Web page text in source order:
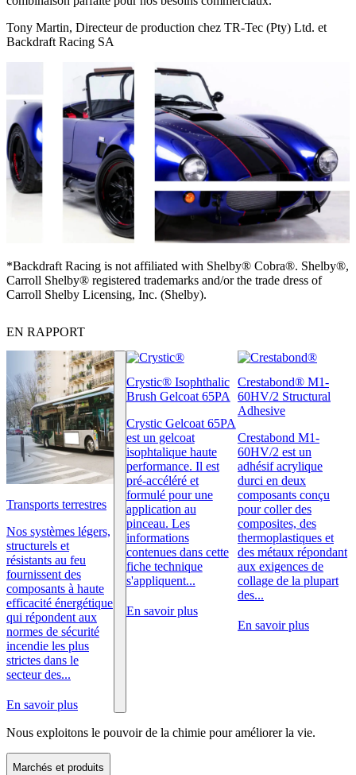
Tony Martin, Directeur de production chez TR-Tec (Pty) Ltd. et
Backdraft Racing SA
*Backdraft Racing is not affiliated with Shelby® Cobra®. Shelby®,
Carroll Shelby® registered trademarks and/or the trade dress of
Carroll Shelby Licensing, Inc. (Shelby).
EN RAPPORT
Transports terrestres
Nos systèmes légers,
structurels et
résistants au feu
fournissent des
composants à haute
efficacité énergétique
qui répondent aux
normes de sécurité
incendie les plus
strictes dans le
secteur des...
En savoir plus
Crystic® Isophthalic
Brush Gelcoat 65PA
Crystic Gelcoat 65PA
est un gelcoat
isophtalique haute
performance. Il est
pré-accéléré et
formulé pour une
application au
pinceau. Les
informations
contenues dans cette
fiche technique
s'appliquent...
En savoir plus
Crestabond® M1-
60HV/2 Structural
Adhesive
Crestabond M1-
60HV/2 est un
adhésif acrylique
durci en deux
composants conçu
pour coller des
composites, des
thermoplastiques et
des métaux répondant
aux exigences de
collage de la plupart
des...
En savoir plus
Nous exploitons le pouvoir de la chimie pour améliorer la vie.
Marchés et produits